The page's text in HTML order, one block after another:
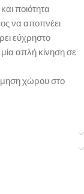
ποιότητα
να αποπνέει
εύχρηστο
απλή κίνηση σε
χώρου στο